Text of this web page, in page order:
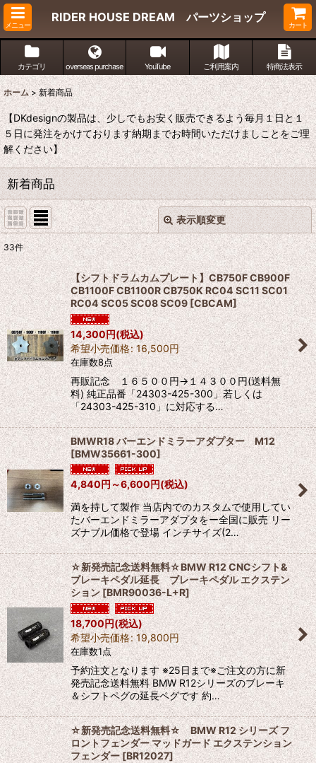
メニュー
RIDER HOUSE DREAM パーツショップ
カート
カテゴリ overseas purchase YouTube ご利用案内 特商法表示
ホーム > 新着商品
【DKdesignの製品は、少しでもお安く販売できるよう毎月１日と１
５日に発注をかけております納期までお時間いただけましことをご理
解ください】
新着商品
表示順変更
表示数:
並び順:
絞り込む
閉じる
33件
【シフトドラムカムプレート】CB750F CB900F
CB1100F CB1100R CB750K RC04 SC11 SC01
RC04 SC05 SC08 SC09[CBCAM]
14,300円(税込)
希望小売価格: 16,500円
在庫数8点
再販記念 １６５００円→１４３００円(送料無
料) 純正品番「24303-425-300」若しくは
「24303-425-310」に対応する…
BMWR18 バーエンドミラーアダプター M12
[BMW35661-300]
4,840円～6,600円(税込)
満を持して製作 当店内でのカスタムで使用してい
たバーエンドミラーアダプタをー全国に販売 リー
ズナブル価格で登場 インチサイズ(2…
☆新発売記念送料無料☆BMW R12 CNCシフト&
ブレーキペダル延長 ブレーキペダル エクステン
ション[BMR90036-L+R]
18,700円(税込)
希望小売価格: 19,800円
在庫数1点
予約注文となります ※25日まで※ご注文の方に新
発売記念送料無料 BMW R12シリーズのブレーキ
＆シフトペグの延長ペグです 約…
☆新発売記念送料無料☆ BMW R12 シリーズ フ
ロントフェンダー マッドガード エクステンション
フェンダー [BR12027]